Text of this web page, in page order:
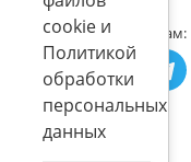
Присоединяйтесь к нам:
cookie и
Политикой
обработки
персональных
данных